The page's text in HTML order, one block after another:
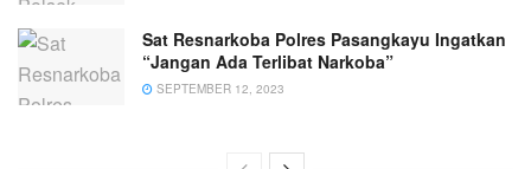
Sat Resnarkoba Polres Pasangkayu Ingatkan
“Jangan Ada Terlibat Narkoba”
SEPTEMBER 12, 2023